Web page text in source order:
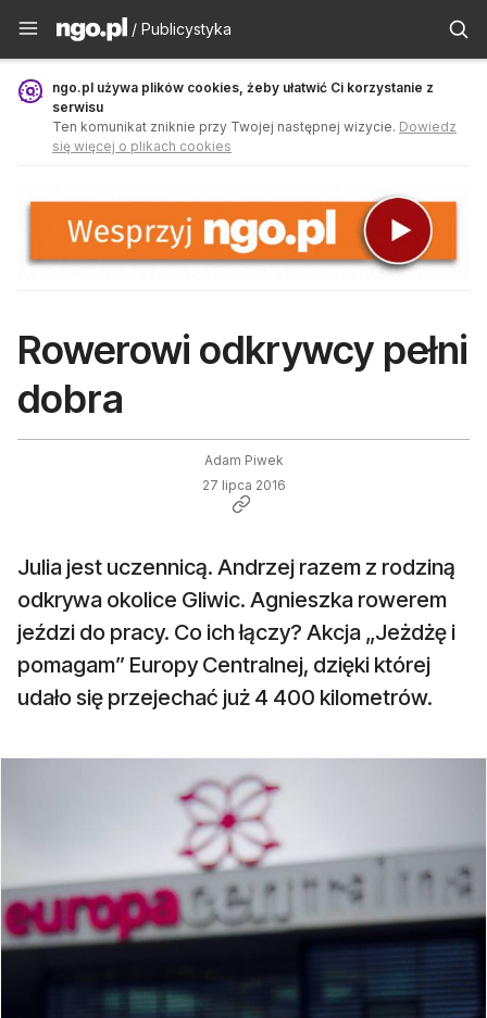
Publicystyka - ngo.pl
/ Publicystyka
ngo.pl używa plików cookies, żeby ułatwić Ci korzystanie z
serwisu
Ten komunikat zniknie przy Twojej następnej wizycie. Dowiedz
się więcej o plikach cookies
Rowerowi odkrywcy pełni
dobra
Adam Piwek
27 lipca 2016
Julia jest uczennicą. Andrzej razem z rodziną
odkrywa okolice Gliwic. Agnieszka rowerem
jeździ do pracy. Co ich łączy? Akcja „Jeżdżę i
pomagam” Europy Centralnej, dzięki której
udało się przejechać już 4 400 kilometrów.